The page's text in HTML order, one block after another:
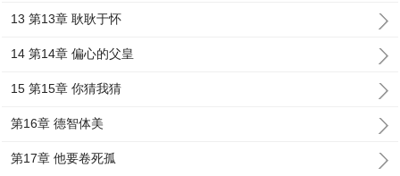
13 第13章 耿耿于怀
14 第14章 偏心的父皇
15 第15章 你猜我猜
第16章 德智体美
第17章 他要卷死孤